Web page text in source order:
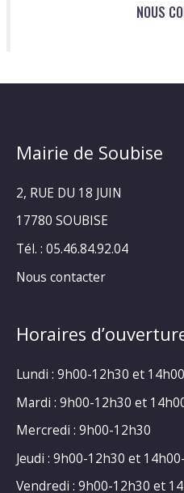
NOUS
Mairie de Soubise
2, RUE DU 18 JUIN
17780 SOUBISE
Tél. : 05.46.84.92.04
Nous contacter
Horaires
Lundi : 9h00-12h30 et
Mardi : 9h00-12h30 et
Mercredi : 9h00-12h30
Jeudi : 9h00-12h30 et
Vendredi : 9h00-12h30 et